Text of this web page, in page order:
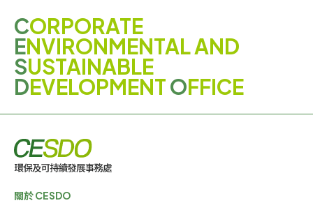
CORPORATE
ENVIRONMENTAL AND
SUSTAINABLE
DEVELOPMENTOFFICE
關於 CESDO